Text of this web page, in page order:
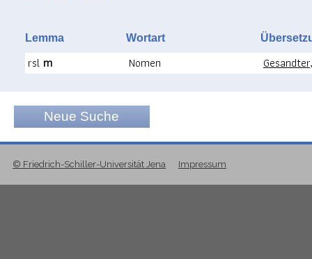
Lemma Wortart
rsl m Nomen
Neue Suche
© Friedrich-Schiller-Universität Jena Impressum